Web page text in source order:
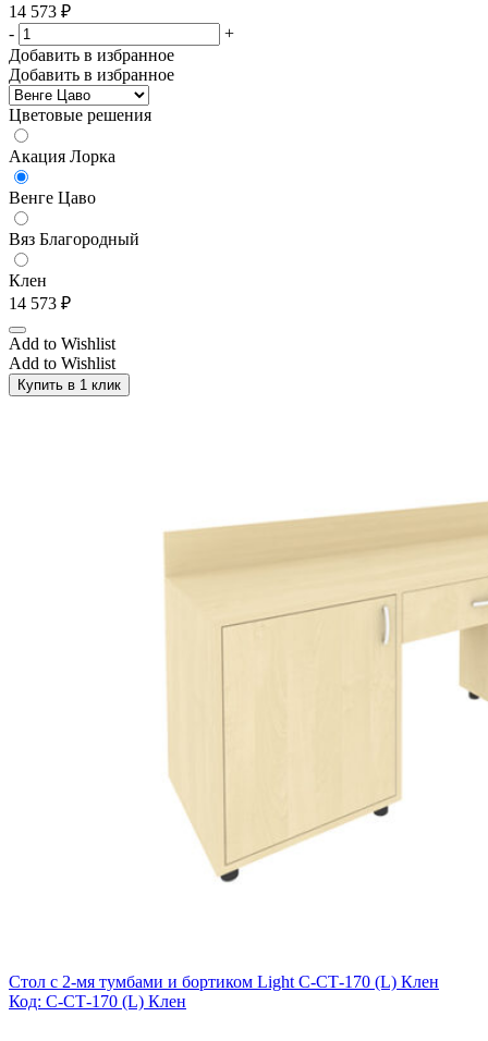
14 573 ₽
-
+
Добавить в избранное
Добавить в избранное
Цветовые решения
Акация Лорка
Венге Цаво
Вяз Благородный
Клен
14 573 ₽
Add to Wishlist
Add to Wishlist
Купить в 1 клик
Стол с 2-мя тумбами и бортиком Light С-СТ-170 (L) Клен
Код: С-СТ-170 (L) Клен